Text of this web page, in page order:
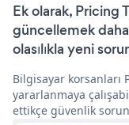
Ek olarak, Pricing
güncellemek
olasılıkla yeni
Bilgisayar korsanları
yararlanmaya
ettikçe güvenlik